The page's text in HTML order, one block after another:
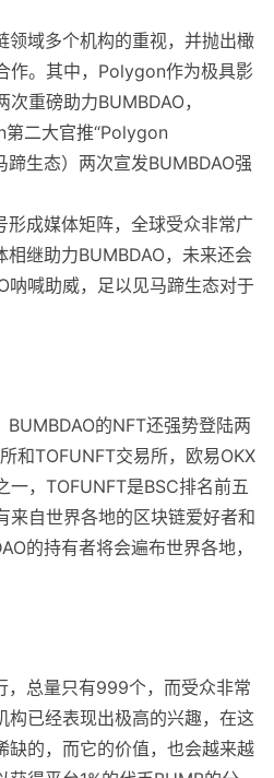
领域多个机构的重视，并抛出橄
作。其中，Polygon作为极具影
重磅助力BUMBDAO，
二大官推“Polygon
生态）两次宣发BUMBDAO强
成媒体矩阵，全球受众非常广
继助力BUMBDAO，未来还会
呐喊助威，足以见马蹄生态对于
的NFT还强势登陆两
和TOFUNFT交易所，欧易OKX
一，TOFUNFT是BSC排名前五
来自世界各地的区块链爱好者和
的持有者将会遍布世界各地，
，总量只有999个，而受众非常
构已经表现出极高的兴趣，在这
缺的，而它的价值，也会越来越